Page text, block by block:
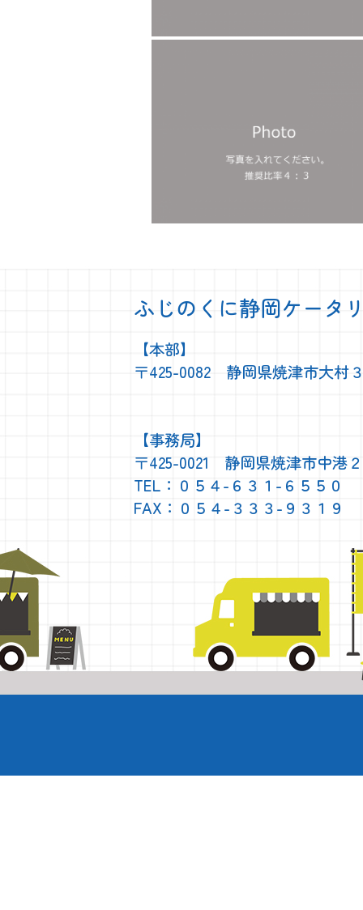
ふじのくに静岡ケータ
【本部】
〒425-0082 静岡県焼津市大村
【事務局】
〒425-0021 静岡県焼津市中港
TEL：０５４-６３１-６５５０
FAX：０５４-３３３-９３１９